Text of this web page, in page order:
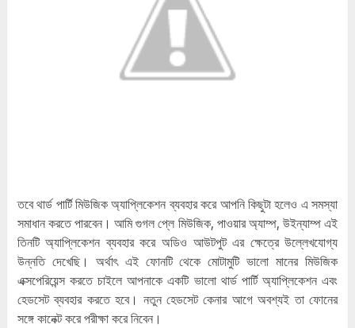
তবে থার্ড পার্টি মিউজিক অ্যাপ্লিকেশন ব্যবহার করে আপনি কিছুটা হলেও এ সমস্যা
সমাধান করতে পারবেন। আমি গুগল প্লে মিউজিক, পাওয়ার অ্যাম্প, উইন্যাম্প এই
তিনটি অ্যাপ্লিকেশন ব্যবহার করে অডিও আউটপুট এর ক্ষেত্রে উল্লেখযোগ্য
উন্নতি দেখেছি। অর্থাৎ এই ফোনটি থেকে মোটামুটি ভালো মানের মিউজিক
এক্সপেরিয়েন্স করতে চাইলে আপনাকে একটি ভালো থার্ড পার্টি অ্যাপ্লিকেশন এবং
হেডসেট ব্যবহার করতে হবে। নতুন হেডসেট কেনার আগে অবশ্যই তা ফোনের
সঙ্গে কানেক্ট করে পরীক্ষা করে নিবেন।